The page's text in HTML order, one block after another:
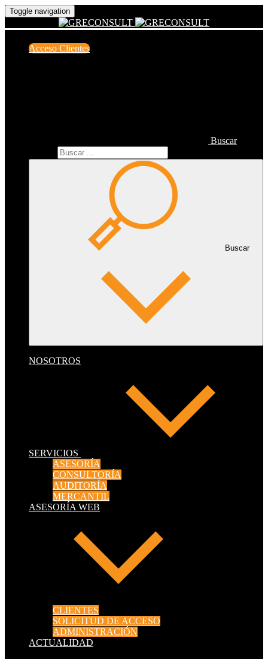
Toggle navigation
Acceso Clientes
Buscar
Buscar
NOSOTROS
SERVICIOS
ASESORÍA
CONSULTORÍA
AUDITORÍA
MERCANTIL
ASESORÍA WEB
CLIENTES
SOLICITUD DE ACCESO
ADMINISTRACIÓN
ACTUALIDAD